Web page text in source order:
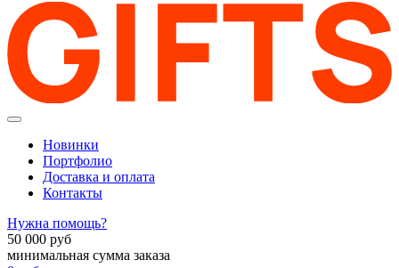
Новинки
Портфолио
Доставка и оплата
Контакты
Нужна помощь?
50 000 руб
минимальная сумма заказа